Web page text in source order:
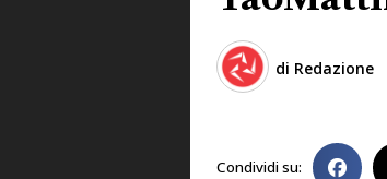
di Redazione
Condividi su: